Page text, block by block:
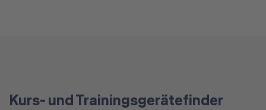
Kurs- und Trainingsgerätefinder